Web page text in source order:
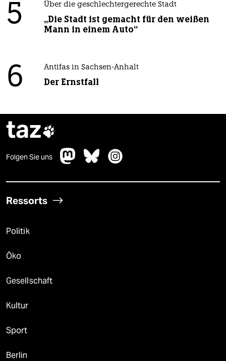
5 Über die geschlechtergerechte Stadt
„Die Stadt ist gemacht für den weißen
Mann in einem Auto“
6 Antifas in Sachsen-Anhalt
Der Ernstfall
taz
Folgen Sie uns
Ressorts
Politik
Öko
Gesellschaft
Kultur
Sport
Berlin